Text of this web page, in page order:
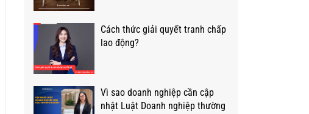
Cách thức giải quyết tranh chấp
lao động?
Vì sao doanh nghiệp cần cập
nhật Luật Doanh nghiệp thường